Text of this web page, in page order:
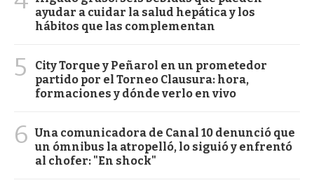
ayudar a cuidar la salud hepática y los
hábitos que las complementan
5
City Torque y Peñarol en un prometedor
partido por el Torneo Clausura: hora,
formaciones y dónde verlo en vivo
6 Una comunicadora de Canal 10 denunció que
un ómnibus la atropelló, lo siguió y enfrentó
al chofer: "En shock"